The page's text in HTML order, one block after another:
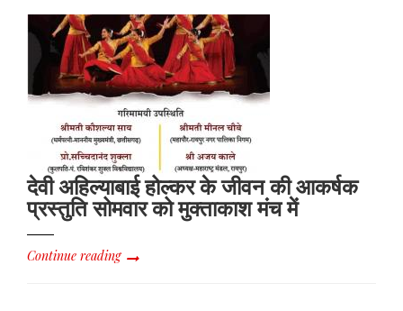
देवी अहिल्याबाई होल्कर के जीवन की आकर्षक
प्रस्तुति सोमवार को मुक्ताकाश मंच में
Continue reading